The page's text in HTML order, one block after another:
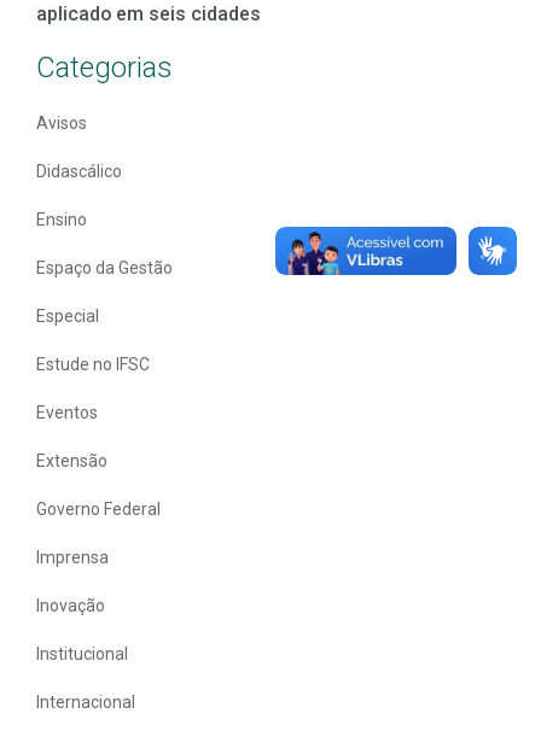
aplicado em seis cidades
Categorias
Avisos
Didascálico
Ensino
Espaço da Gestão
Especial
Estude no IFSC
Eventos
Extensão
Governo Federal
Imprensa
Inovação
Institucional
Internacional